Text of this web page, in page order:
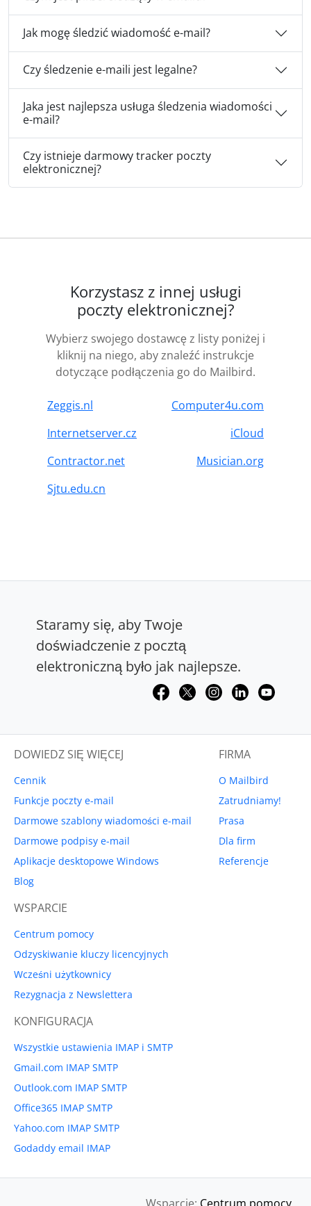
Jak mogę śledzić wiadomość e-mail?
Czy śledzenie e-maili jest legalne?
Jaka jest najlepsza usługa śledzenia wiadomości
e-mail?
Czy istnieje darmowy tracker poczty
elektronicznej?
Korzystasz z innej usługi
poczty elektronicznej?
Wybierz swojego dostawcę z listy poniżej i
kliknij na niego, aby znaleźć instrukcje
dotyczące podłączenia go do Mailbird.
Zeggis.nl
Computer4u.com
Internetserver.cz
iCloud
Contractor.net
Musician.org
Sjtu.edu.cn
Staramy się, aby Twoje
doświadczenie z pocztą
elektroniczną było jak najlepsze.
DOWIEDZ SIĘ WIĘCEJ
Cennik
Funkcje poczty e-mail
Darmowe szablony wiadomości e-mail
Darmowe podpisy e-mail
Aplikacje desktopowe Windows
Blog
FIRMA
O Mailbird
Zatrudniamy!
Prasa
Dla firm
Referencje
WSPARCIE
Centrum pomocy
Odzyskiwanie kluczy licencyjnych
Wcześni użytkownicy
Rezygnacja z Newslettera
KONFIGURACJA
Wszystkie ustawienia IMAP i SMTP
Gmail.com IMAP SMTP
Outlook.com IMAP SMTP
Office365 IMAP SMTP
Yahoo.com IMAP SMTP
Godaddy email IMAP
Wsparcie: Centrum pomocy